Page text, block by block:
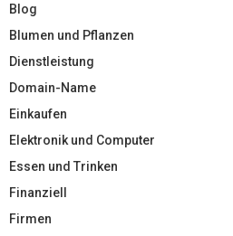
Blog
Blumen und Pflanzen
Dienstleistung
Domain-Name
Einkaufen
Elektronik und Computer
Essen und Trinken
Finanziell
Firmen